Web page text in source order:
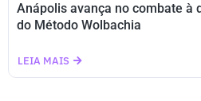
Anápolis avança no combate à
do Método Wolbachia
LEIA MAIS